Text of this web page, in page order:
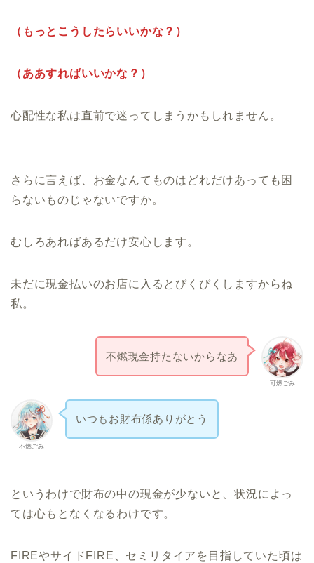
（もっとこうしたらいいかな？）
（ああすればいいかな？）
心配性な私は直前で迷ってしまうかもしれません。
さらに言えば、お金なんてものはどれだけあっても困
らないものじゃないですか。
むしろあればあるだけ安心します。
未だに現金払いのお店に入るとびくびくしますからね
私。
可燃ごみ
不燃現金持たないからなあ
不燃ごみ
いつもお財布係ありがとう
というわけで財布の中の現金が少ないと、状況によっ
ては心もとなくなるわけです。
FIREやサイドFIRE、セミリタイアを目指していた頃は